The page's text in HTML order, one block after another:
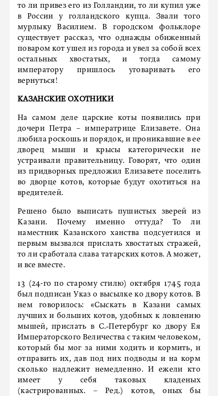
то ли привез его из Голландии, то ли купил уже
в России у голландского купца. Звали того
мурлыку Василием. В городском фольклоре
существует рассказ, что однажды обиженный
поваром кот ушел из города и увел за собой всех
остальных хвостатых, и тогда самому
императору пришлось уговаривать его
вернуться!
КАЗАНСКИЕ ОХОТНИКИ
На самом деле царские коты появились при
дочери Петра – императрице Елизавете. Она
любила роскошь и порядок, и проникавшие в ее
дворец мыши и крысы категорически не
устраивали правительницу. Говорят, что один
из придворных предложил Елизавете поселить
во дворце котов, которые будут охотиться на
вредителей.
Решено было выписать пушистых зверей из
Казани. Почему именно оттуда? То ли
наместник Казанского ханства подсуетился и
первым вызвался прислать хвостатых стражей,
то ли сработала слава татарских котов. А может,
и все вместе.
13 (24-го по старому стилю) октября 1745 года
был подписан Указ о высылке ко двору котов. В
нем говорилось: «Сыскать в Казани самых
лучших и больших котов, удобных к ловлению
мышей, прислать в С.‑Петербург ко двору Ея
Императорского Величества с таким человеком,
который бы мог за ними ходить и кормить, и
отправить их, дав под них подводы и на корм
сколько надлежит немедленно. И ежели кто
имеет у себя таковых кладеных
(кастрированных. – Ред.) котов, оных бы